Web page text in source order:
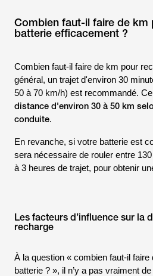
Combien faut-il faire de km
batterie efficacement ?
Combien faut-il faire de km pour
général, un trajet d'environ 30
50 à 70 km/h) est recommandé.
distance d'environ 30 à 50 km
conduite.
En revanche, si votre batterie est
sera nécessaire de rouler entre
à 3 heures de trajet, pour obtenir
Les facteurs d’influence sur la
recharge
À la question « combien faut-il
batterie ? », il n’y a pas vraiment